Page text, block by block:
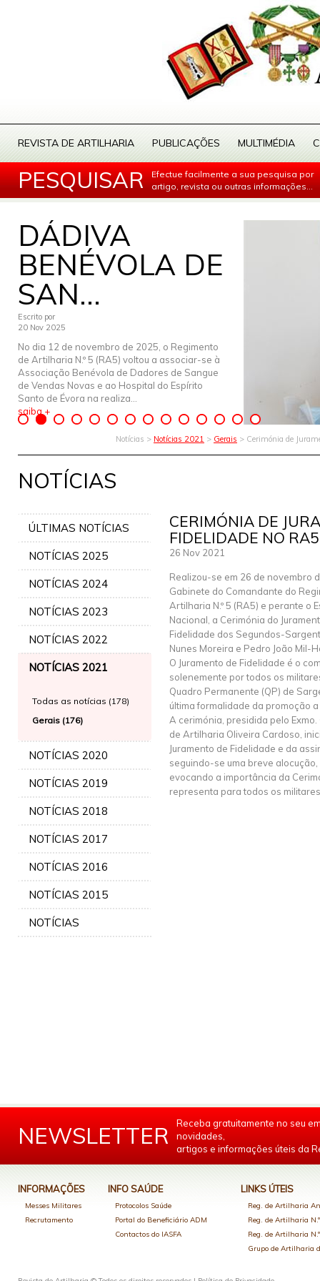
REVISTA DE ARTILHARIA PUBLICAÇÕES MULTIMÉDIA
PESQUISAR
Efectue facilmente a sua pesquisa por
artigo, revista ou outras informações...
DÁDIVA
BENÉVOLA DE
SAN...
Escrito por
20 Nov 2025
No dia 12 de novembro de 2025, o Regimento
de Artilharia N.º 5 (RA5) voltou a associar-se à
Associação Benévola de Dadores de Sangue
de Vendas Novas e ao Hospital do Espírito
Santo de Évora na realiza...
saiba +
Notícias > Notícias 2021 > Gerais > Cerimónia de
NOTÍCIAS
ÚLTIMAS NOTÍCIAS
NOTÍCIAS 2025
NOTÍCIAS 2024
NOTÍCIAS 2023
NOTÍCIAS 2022
NOTÍCIAS 2021
Todas as notícias (178)
Gerais (176)
NOTÍCIAS 2020
NOTÍCIAS 2019
NOTÍCIAS 2018
NOTÍCIAS 2017
NOTÍCIAS 2016
NOTÍCIAS 2015
NOTÍCIAS
CERIMÓNIA DE
FIDELIDADE NO
26 Nov 2021
Realizou-se em 26 de novembro
Gabinete do Comandante do
Artilharia N.º 5 (RA5) e perante o
Nacional, a Cerimónia do
Fidelidade dos Segundos-
Nunes Moreira e Pedro João Mil-
O Juramento de Fidelidade é o
solenemente por todos os
Quadro Permanente (QP) de
última formalidade da promoção
A cerimónia, presidida pelo
de Artilharia Oliveira Cardoso,
Juramento de Fidelidade e da
seguindo-se uma breve
evocando a importância da
representa para todos os
NEWSLETTER
Receba gratuitamente no seu
novidades,
artigos e informações úteis da
INFORMAÇÕES
Messes Militares
Recrutamento
INFO SAÚDE
Protocolos Saúde
Portal do Beneficiário ADM
Contactos do IASFA
LINKS ÚTEIS
Reg. de Artilharia
Reg. de Artilharia
Reg. de Artilharia
Grupo de Artilharia